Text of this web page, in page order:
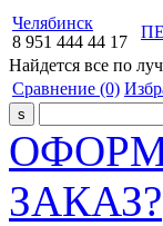
Челябинск
8 951 444 44 17
Найдется все по
Сравнение (0)
ЗАКАЗ?